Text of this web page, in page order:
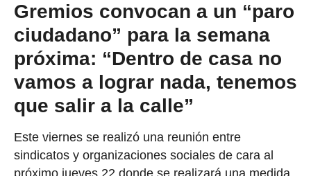
Gremios convocan a un “paro
ciudadano” para la semana
próxima: “Dentro de casa no
vamos a lograr nada, tenemos
que salir a la calle”
Este viernes se realizó una reunión entre
sindicatos y organizaciones sociales de cara al
próximo jueves 22 donde se realizará una medida